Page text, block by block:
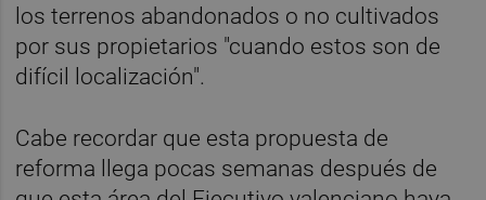
los terrenos abandonados o no cultivados
por sus propietarios "cuando estos son de
difícil localización".
Cabe recordar que esta propuesta de
reforma llega pocas semanas después de